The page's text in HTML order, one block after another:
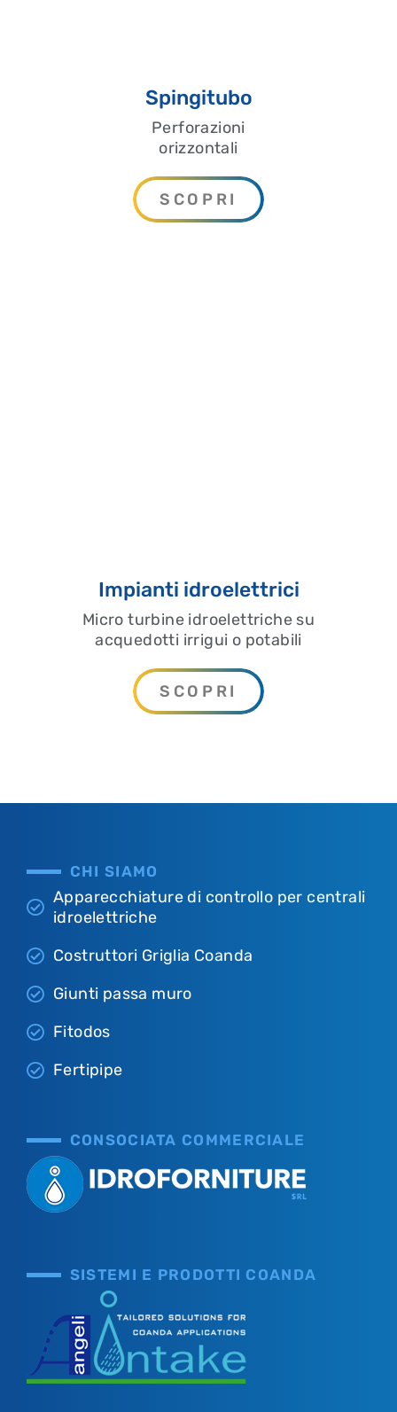
Spingitubo
Perforazioni
orizzontali
SCOPRI
Impianti idroelettrici
Micro turbine idroelettriche su
acquedotti irrigui o potabili
SCOPRI
CHI SIAMO
Apparecchiature di controllo per centrali
idroelettriche
Costruttori Griglia Coanda
Giunti passa muro
Fitodos
Fertipipe
CONSOCIATA COMMERCIALE
SISTEMI E PRODOTTI COANDA